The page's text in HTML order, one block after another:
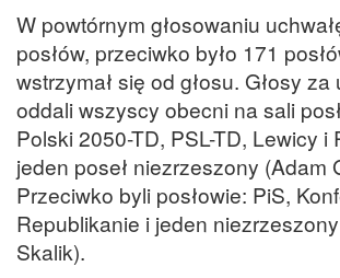
W powtórnym głosowaniu
posłów, przeciwko było 171
wstrzymał się od głosu. Głosy za
oddali wszyscy obecni na sali
Polski 2050-TD, PSL-TD, Lewicy i
jeden poseł niezrzeszony (Adam
Przeciwko byli posłowie: PiS,
Republikanie i jeden
Skalik).